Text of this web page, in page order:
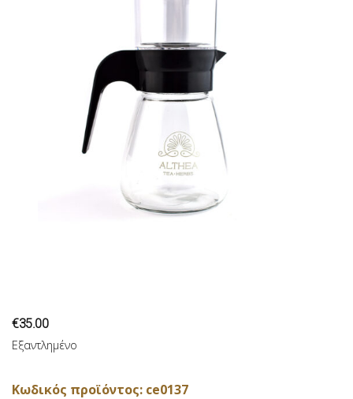
€35.00
Εξαντλημένο
Κωδικός προϊόντος: ce0137